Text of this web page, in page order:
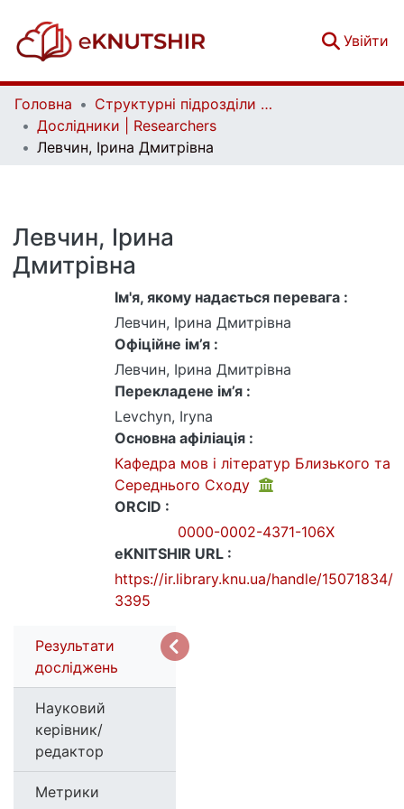
Увійти
Головна
Структурні підрозділи Київського національного університету імені Тараса Шевченка та Організації | Faculties, Institutes and Departments of Taras Shevchenko National University of Kyiv and Organizations
Дослідники | Researchers
Левчин, Ірина Дмитрівна
Левчин, Ірина
Дмитрівна
Ім'я, якому надається перевага :
Левчин, Ірина Дмитрівна
Офіційне ім’я :
Левчин, Ірина Дмитрівна
Перекладене ім’я :
Levchyn, Iryna
Основна афіліація :
Кафедра мов і літератур Близького та
Середнього Сходу
ORCID :
0000-0002-4371-106X
eKNITSHIR URL :
https://ir.library.knu.ua/handle/15071834/
3395
Результати
досліджень
Науковий
керівник/
редактор
Метрики